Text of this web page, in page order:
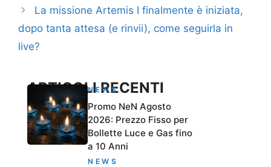
La missione Artemis I finalmente è iniziata,
dopo tanta attesa (e rinvii), come seguirla in
live?
ARTICOLI RECENTI
NEWS
Promo NeN Agosto
2026: Prezzo Fisso per
Bollette Luce e Gas fino
a 10 Anni
NEWS